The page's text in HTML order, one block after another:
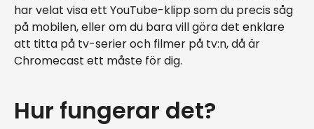
har velat visa ett YouTube-klipp som du precis såg
på mobilen, eller om du bara vill göra det enklare
att titta på tv-serier och filmer på tv:n, då är
Chromecast ett måste för dig.
Hur fungerar det?